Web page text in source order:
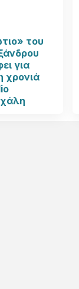
του
για
χρονιά